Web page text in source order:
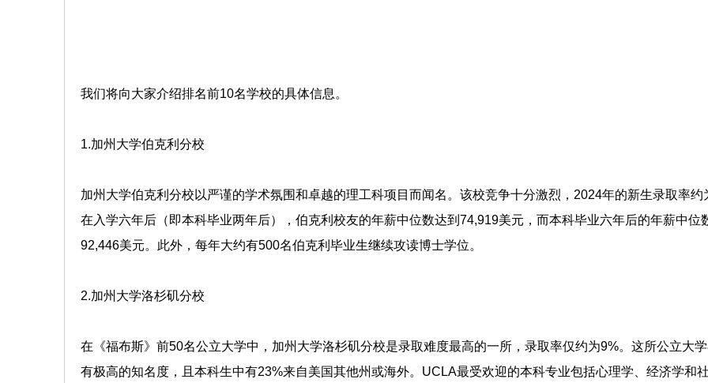
我们将向大家介绍排名前10名学校的具体信息。
1.加州大学伯克利分校
加州大学伯克利分校以严谨的学术氛围和卓越的理工科项目而闻名。该校竞争十分激烈，2024年的新生录取率约
在入学六年后（即本科毕业两年后），伯克利校友的年薪中位数达到74,919美元，而本科毕业六年后的年薪中位
92,446美元。此外，每年大约有500名伯克利毕业生继续攻读博士学位。
2.加州大学洛杉矶分校
在《福布斯》前50名公立大学中，加州大学洛杉矶分校是录取难度最高的一所，录取率仅约为9%。这所公立大
有极高的知名度，且本科生中有23%来自美国其他州或海外。UCLA最受欢迎的本科专业包括心理学、经济学和社